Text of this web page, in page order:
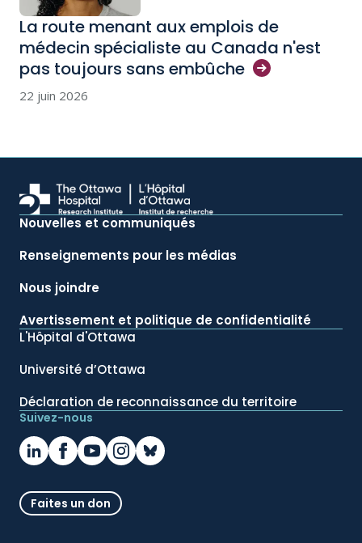
La route menant aux emplois de
médecin spécialiste au Canada n'est
pas toujours sans embûche
22 juin 2026
Nouvelles et communiqués
Renseignements pour les médias
Nous joindre
Avertissement et politique de confidentialité
L'Hôpital d'Ottawa
Université d’Ottawa
Déclaration de reconnaissance du territoire
Suivez-nous
Faites un don